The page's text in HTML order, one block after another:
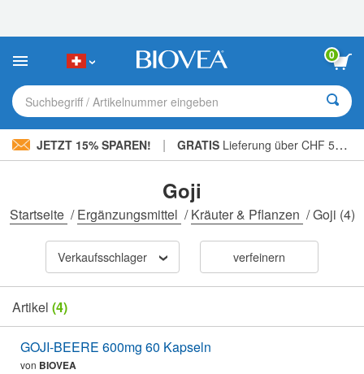
Sie:
Website
ein
Barrierefreiheitssystem.
0
Suchbegriff / Artikelnummer eingeben
JETZT 15% SPAREN! | GRATIS Lieferung über CHF 56.00 »
Goji
Startseite /Ergänzungsmittel /Kräuter & Pflanzen /Goji (4)
Verkaufsschlager verfeinern
Artikel (4)
GOJI-BEERE 600mg 60 Kapseln
von BIOVEA